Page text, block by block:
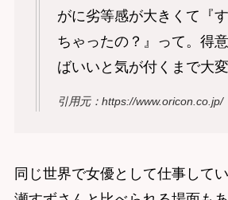
がに劣等感が大きくて『
ちゃったの？』って。得
ばいいと気が付くまで大変
引用元：https://www.oricon.co.jp/
同じ世界で女優として仕事して